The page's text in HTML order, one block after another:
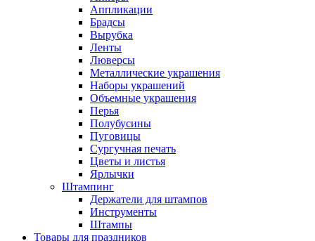
Аппликации
Брадсы
Вырубка
Ленты
Люверсы
Металлические украшения
Наборы украшений
Объемные украшения
Перья
Полубусины
Пуговицы
Сургучная печать
Цветы и листья
Ярлычки
Штампинг
Держатели для штампов
Инструменты
Штампы
Товары для праздников